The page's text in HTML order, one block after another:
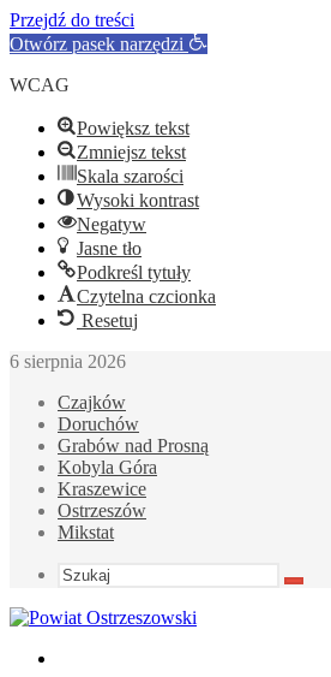
Przejdź do treści
Otwórz pasek narzędzi
WCAG
Powiększ tekst
Zmniejsz tekst
Skala szarości
Wysoki kontrast
Negatyw
Jasne tło
Podkreśl tytuły
Czytelna czcionka
Resetuj
6 sierpnia 2026
Czajków
Doruchów
Grabów nad Prosną
Kobyla Góra
Kraszewice
Ostrzeszów
Mikstat
Szukaj